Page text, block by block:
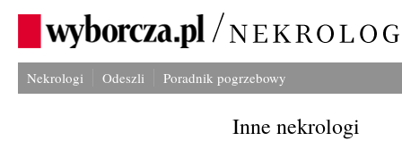
Nekrologi Odeszli Poradnik pogrzebowy
Inne nekrologi